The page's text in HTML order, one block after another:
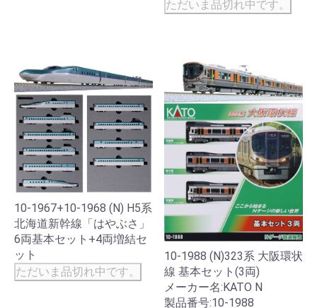
ただいま品切れ中です。
10-1967+10-1968 (N) H5系
北海道新幹線「はやぶさ」
6両基本セット+4両増結セ
ット
ただいま品切れ中です。
10-1988 (N)323系 大阪環状
線 基本セット(3両)
メーカー名:KATO N
製品番号:10-1988